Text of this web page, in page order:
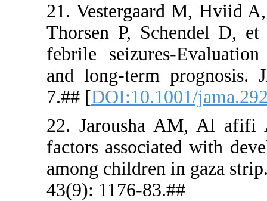
21.
Thorsen
febrile
and long-
7.## [
22.
factors
among
43(9):